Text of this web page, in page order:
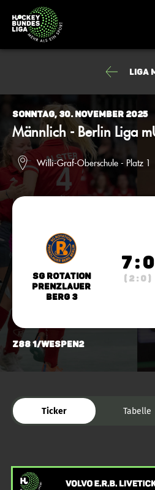
Liga
Sonntag, 30. November 2025
Männlich - Berlin Liga
Willi-Graf-Oberschule - Platz 1
SG Rotation
Prenzlauer
Berg 3
7 : 0
( 2 : 0 )
Z88 1/Wespen2
Ticker Tabelle